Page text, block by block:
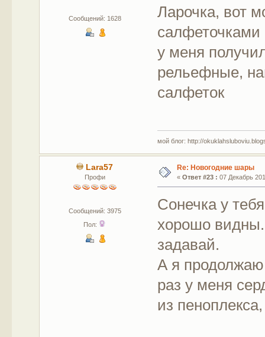
Сообщений: 1628
Ларочка, вот
у меня
рельефные,
салфеток
мой блог: http://
Lara57
Профи
Сообщений: 3975
Пол:
Re: Новогодние шары
« Ответ #23 : 07 Декабрь
Сонечка у
хорошо видны.
задавай.
А я продолжаю
раз у меня
из